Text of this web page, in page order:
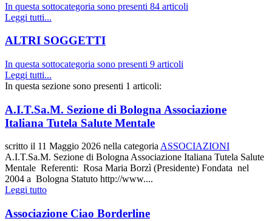
In questa sottocategoria sono presenti 84 articoli
Leggi tutti...
ALTRI SOGGETTI
In questa sottocategoria sono presenti 9 articoli
Leggi tutti...
In questa sezione sono presenti 1 articoli:
A.I.T.Sa.M. Sezione di Bologna Associazione
Italiana Tutela Salute Mentale
scritto il 11 Maggio 2026 nella categoriaASSOCIAZIONI
A.I.T.Sa.M. Sezione di Bologna Associazione Italiana Tutela Salute
Mentale Referenti: Rosa Maria Borzì (Presidente) Fondata nel
2004 a Bologna Statuto http://www....
Leggi tutto
Associazione Ciao Borderline